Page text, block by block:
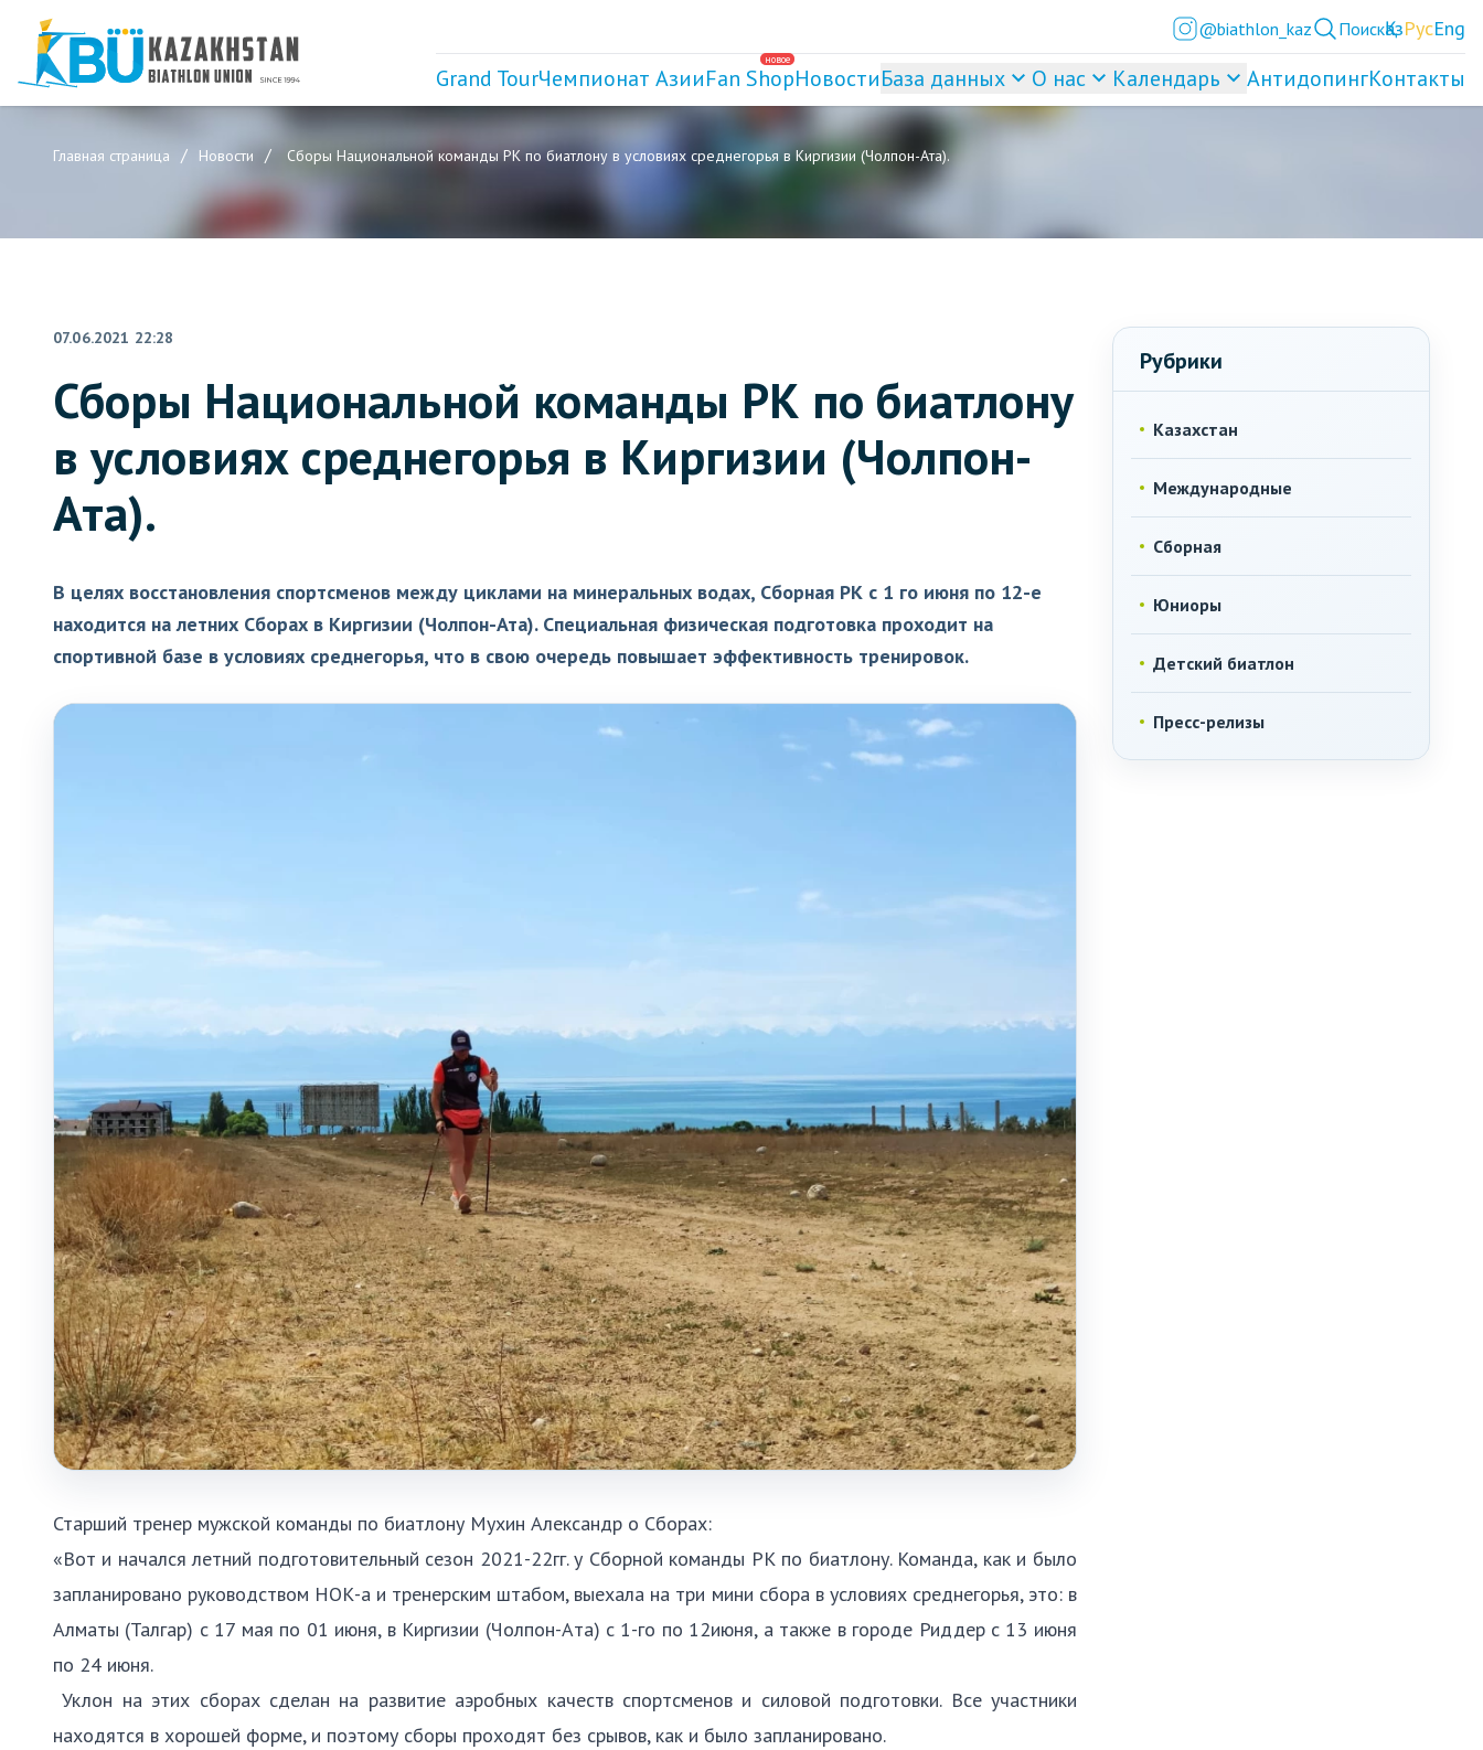
@biathlon_kaz ПоискҚазРусEng
Grand TourЧемпионат Азии
новое
Fan ShopНовостиБаза данных О нас Календарь АнтидопингКонтакты
Главная страница Новости Сборы Национальной команды РК по биатлону в условиях среднегорья в Киргизии (Чолпон-Ата).
07.06.2021 22:28
Сборы Национальной команды РК по биатлону
в условиях среднегорья в Киргизии (Чолпон-
Ата).
В целях восстановления спортсменов между циклами на минеральных водах, Сборная РК с 1 го июня по 12-е
находится на летних Сборах в Киргизии (Чолпон-Ата). Специальная физическая подготовка проходит на
спортивной базе в условиях среднегорья, что в свою очередь повышает эффективность тренировок.
Старший тренер мужской команды по биатлону Мухин Александр о Сборах:
«Вот и начался летний подготовительный сезон 2021-22гг. у Сборной команды РК по биатлону. Команда, как и было
запланировано руководством НОК-а и тренерским штабом, выехала на три мини сбора в условиях среднегорья, это: в
Алматы (Талгар) с 17 мая по 01 июня, в Киргизии (Чолпон-Ата) с 1-го по 12июня, а также в городе Риддер с 13 июня
по 24 июня.
Уклон на этих сборах сделан на развитие аэробных качеств спортсменов и силовой подготовки. Все участники
находятся в хорошей форме, и поэтому сборы проходят без срывов, как и было запланировано.
Рубрики
Казахстан
Международные
Сборная
Юниоры
Детский биатлон
Пресс-релизы